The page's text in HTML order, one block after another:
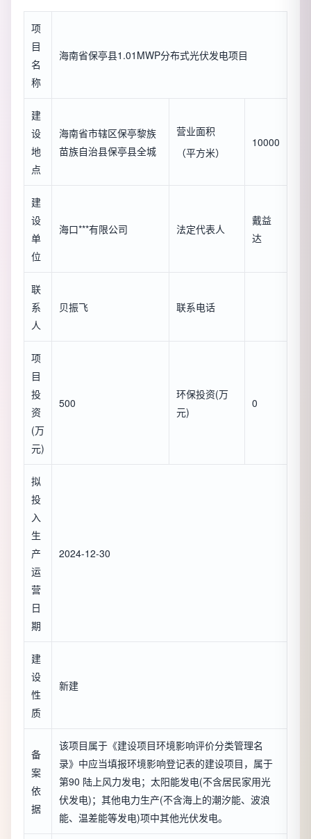
项
目
名
称
海南省保亭县1.01MWP分布式光伏发电项目
建
设
地
点
海南省市辖区保亭黎族
苗族自治县保亭县全城
营业面积
（平方米）
10000
建
设
单
位
海口***有限公司 法定代表人
戴益
达
联
系
人
贝振飞 联系电话
项
目
投
资
(万
元)
500
环保投资(万
元)
0
拟
投
入
生
产
运
营
日
期
2024-12-30
建
设
性
质
新建
备
案
依
据
该项目属于《建设项目环境影响评价分类管理名
录》中应当填报环境影响登记表的建设项目，属于
第90 陆上风力发电；太阳能发电(不含居民家用光
伏发电)；其他电力生产(不含海上的潮汐能、波浪
能、温差能等发电)项中其他光伏发电。